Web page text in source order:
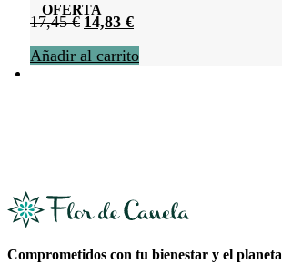
OFERTA
17,45€ El
original
14,83 €El
actual
Añadir al carrito
Comprometidos con tu bienestar y el planeta